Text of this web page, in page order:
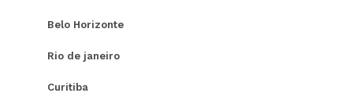
Belo Horizonte
Rio de janeiro
Curitiba